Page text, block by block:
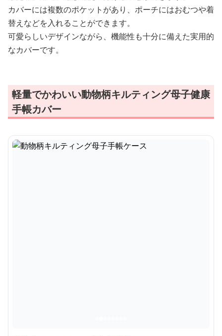
カバーには複数のポケットがあり、ポーチにはおむつや着
替えなどを入れることができます。
可愛らしいデザインながら、機能性も十分に備えた実用的
なカバーです。
軽量でかわいい動物柄キルティング母子健康
手帳カバー